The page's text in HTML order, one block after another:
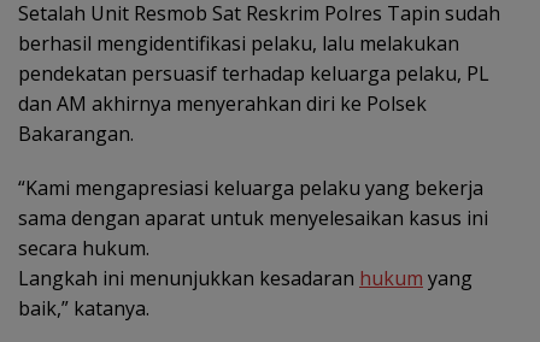
Setalah Unit Resmob Sat Reskrim Polres Tapin sudah
berhasil mengidentifikasi pelaku, lalu melakukan
pendekatan persuasif terhadap keluarga pelaku, PL
dan AM akhirnya menyerahkan diri ke Polsek
Bakarangan.
“Kami mengapresiasi keluarga pelaku yang bekerja
sama dengan aparat untuk menyelesaikan kasus ini
secara hukum.
Langkah ini menunjukkan kesadaran hukum yang
baik,” katanya.